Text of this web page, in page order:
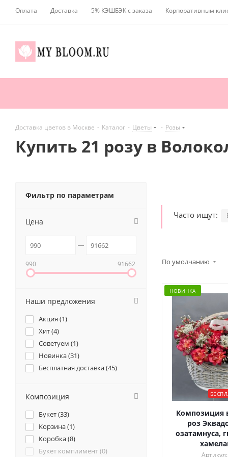
Оплата Доставка 5% КЭШБЭК с заказа Корпоративным
Доставка цветов в Москве - Каталог - Цветы - Розы
Купить 21 розу в
Часто ищут:
По умолчанию
НОВИНКА
Композиция
роз
озатамнуса,
Фильтр по параметрам
Цена
990 91662
Наши предложения
Акция (1)
Хит (4)
Советуем (1)
Новинка (31)
Бесплатная доставка (45)
Композиция
Букет (33)
Корзина (1)
Коробка (8)
Букет комплимент (0)